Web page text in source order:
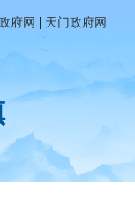
府网 | 天门政府网